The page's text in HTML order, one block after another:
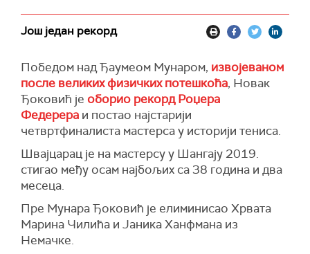
Још један рекорд
Победом над Ђаумеом Мунаром, извојеваном
после великих физичких потешкоћа, Новак
Ђоковић је оборио рекорд Роџера
Федерера и постао најстарији
четвртфиналиста мастерса у историји тениса.
Швајцарац је на мастерсу у Шангају 2019.
стигао међу осам најбољих са 38 година и два
месеца.
Пре Мунара Ђоковић је елиминисао Хрвата
Марина Чилића и Јаника Ханфмана из
Немачке.